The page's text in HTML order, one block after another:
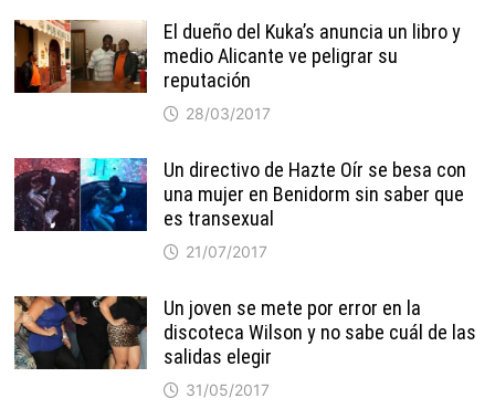
El dueño del Kuka’s anuncia un libro y
medio Alicante ve peligrar su
reputación
28/03/2017
Un directivo de Hazte Oír se besa con
una mujer en Benidorm sin saber que
es transexual
21/07/2017
Un joven se mete por error en la
discoteca Wilson y no sabe cuál de las
salidas elegir
31/05/2017